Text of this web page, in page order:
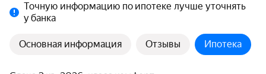
Точную информацию по ипотеке лучше уточнять
у банка
Основная информация Отзывы Ипотека